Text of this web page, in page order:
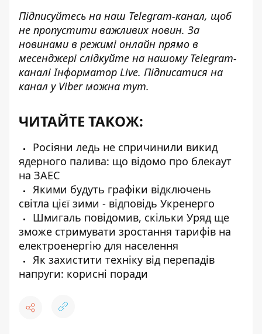
Підписуйтесь на наш Telegram-канал, щоб
не пропустити важливих новин. За
новинами в режимі онлайн прямо в
месенджері слідкуйте на нашому Telegram-
каналіІнформатор Live. Підписатися на
канал у Viber можна тут.
ЧИТАЙТЕ ТАКОЖ:
Росіяни ледь не спричинили викид
ядерного палива: що відомо про блекаут
на ЗАЕС
Якими будуть графіки відключень
світла цієї зими - відповідь Укренерго
Шмигаль повідомив, скільки Уряд ще
зможе стримувати зростання тарифів на
електроенергію для населення
Як захистити техніку від перепадів
напруги: корисні поради